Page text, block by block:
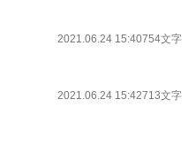
2021.06.24 15:40754文字
2021.06.24 15:42713文字